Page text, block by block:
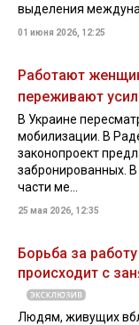
выделения
01 июня 2026, 12:25
Работают
переживают
В Украине
мобилизации. В
законопроект
забронированных.
части ме...
25 мая 2026, 12:35
Борьба за
происходит с
Людям, живущих